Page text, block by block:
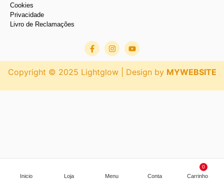
Inicio Loja Menu Conta
0
Carrinho
Cookies
Privacidade
Livro de Reclamações
Copyright © 2025 Lightglow | Design by MYWEBSITE